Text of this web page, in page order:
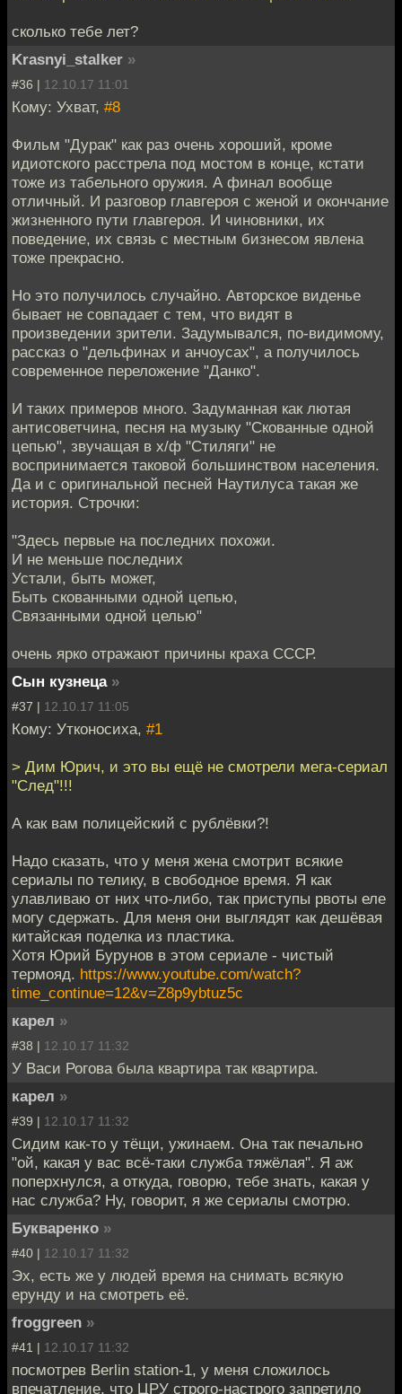
сколько тебе лет?
Krasnyi_stalker »
#36 | 12.10.17 11:01
Кому: Ухват, #8
Фильм "Дурак" как раз очень хороший, кроме
идиотского расстрела под мостом в конце, кстати
тоже из табельного оружия. А финал вообще
отличный. И разговор главгероя с женой и окончание
жизненного пути главгероя. И чиновники, их
поведение, их связь с местным бизнесом явлена
тоже прекрасно.
Но это получилось случайно. Авторское виденье
бывает не совпадает с тем, что видят в
произведении зрители. Задумывался, по-видимому,
рассказ о "дельфинах и анчоусах", а получилось
современное переложение "Данко".
И таких примеров много. Задуманная как лютая
антисоветчина, песня на музыку "Скованные одной
цепью", звучащая в х/ф "Стиляги" не
воспринимается таковой большинством населения.
Да и с оригинальной песней Наутилуса такая же
история. Строчки:
"Здесь первые на последних похожи.
И не меньше последних
Устали, быть может,
Быть скованными одной цепью,
Связанными одной целью"
очень ярко отражают причины краха СССР.
Сын кузнеца »
#37 | 12.10.17 11:05
Кому: Утконосиха, #1
> Дим Юрич, и это вы ещё не смотрели мега-сериал
"След"!!!
А как вам полицейский с рублёвки?!
Надо сказать, что у меня жена смотрит всякие
сериалы по телику, в свободное время. Я как
улавливаю от них что-либо, так приступы рвоты еле
могу сдержать. Для меня они выглядят как дешёвая
китайская поделка из пластика.
Хотя Юрий Бурунов в этом сериале - чистый
термояд. https://www.youtube.com/watch?
time_continue=12&v=Z8p9ybtuz5c
карел »
#38 | 12.10.17 11:32
У Васи Рогова была квартира так квартира.
карел »
#39 | 12.10.17 11:32
Сидим как-то у тёщи, ужинаем. Она так печально
"ой, какая у вас всё-таки служба тяжёлая". Я аж
поперхнулся, а откуда, говорю, тебе знать, какая у
нас служба? Ну, говорит, я же сериалы смотрю.
Букваренко »
#40 | 12.10.17 11:32
Эх, есть же у людей время на снимать всякую
ерунду и на смотреть её.
froggreen »
#41 | 12.10.17 11:32
посмотрев Berlin station-1, у меня сложилось
впечатление, что ЦРУ строго-настрого запретило